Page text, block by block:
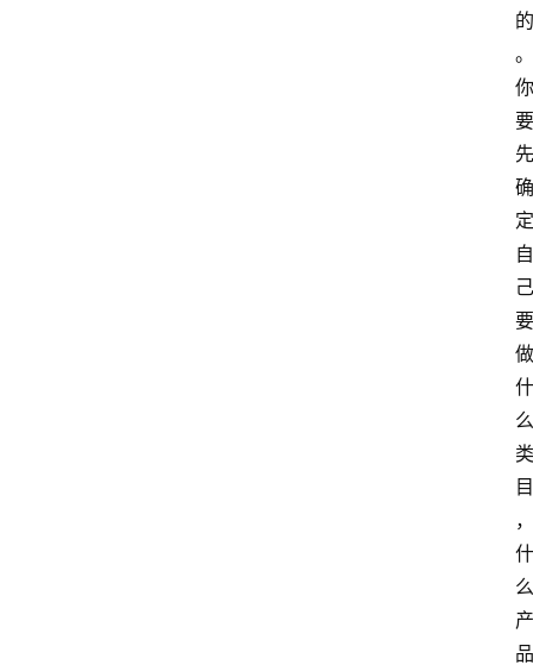
的
。
你
要
先
确
定
自
己
要
做
什
么
类
目
，
什
么
产
品